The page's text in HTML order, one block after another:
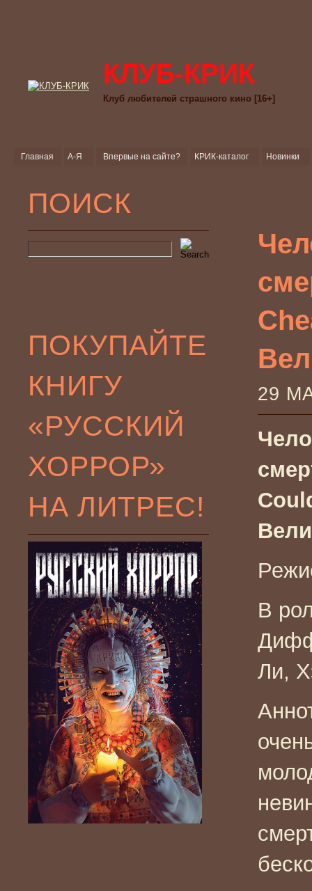
КЛУБ-КРИК
Клуб любителей страшного кино [16+]
Главная А-Я Впервые на сайте? КРИК-каталог Новинки
ПОИСК
ПОКУПАЙТЕ
КНИГУ
«РУССКИЙ
ХОРРОР»
НА ЛИТРЕС!
29
В
Ли,